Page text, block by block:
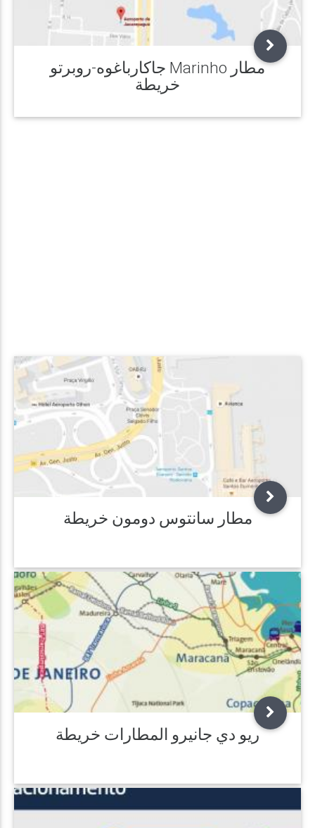
جاكارباغوه-روبرتو Marinho مطار
خريطة
مطار سانتوس دومون خريطة
ريو دي جانيرو المطارات خريطة